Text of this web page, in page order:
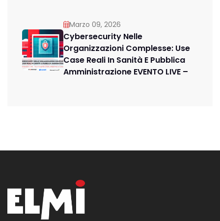
Marzo 09, 2026
Cybersecurity Nelle
Organizzazioni Complesse: Use
Case Reali In Sanità E Pubblica
Amministrazione EVENTO LIVE –